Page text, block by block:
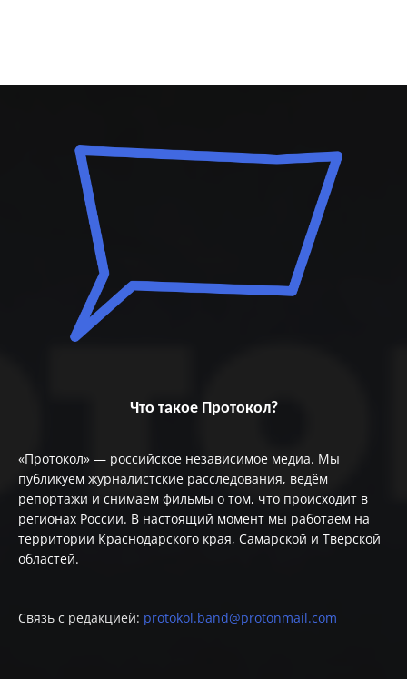
Что такое Протокол?
«Протокол» — российское независимое медиа. Мы
публикуем журналистские расследования, ведём
репортажи и снимаем фильмы о том, что происходит в
регионах России. В настоящий момент мы работаем на
территории Краснодарского края, Самарской и Тверской
областей.
Связь с редакцией: protokol.band@protonmail.com